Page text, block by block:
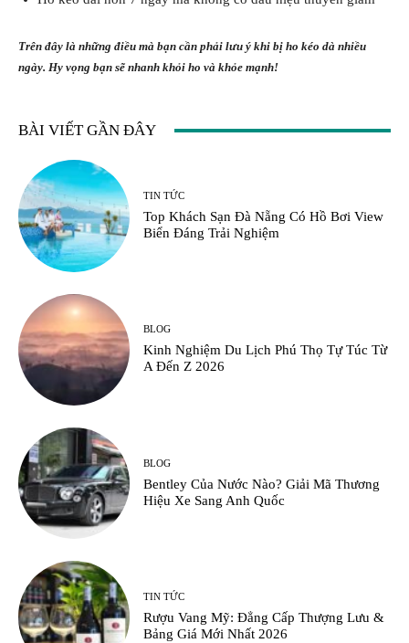
Trên đây là những điều mà bạn cần phải lưu ý khi bị ho kéo dà nhiều
ngày. Hy vọng bạn sẽ nhanh khỏi ho và khỏe mạnh!
BÀI VIẾT GẦN ĐÂY
TIN TỨC
Top Khách Sạn Đà Nẵng Có Hồ Bơi View
Biển Đáng Trải Nghiệm
BLOG
Kinh Nghiệm Du Lịch Phú Thọ Tự Túc Từ
A Đến Z 2026
BLOG
Bentley Của Nước Nào? Giải Mã Thương
Hiệu Xe Sang Anh Quốc
TIN TỨC
Rượu Vang Mỹ: Đẳng Cấp Thượng Lưu &
Bảng Giá Mới Nhất 2026